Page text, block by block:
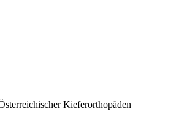
Kieferorthopäden